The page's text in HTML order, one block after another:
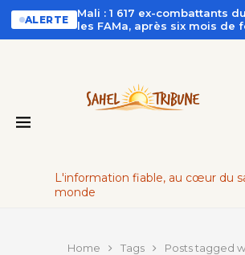
ALERTE
Mali : 1 617 ex-combattants
les FAMa, après six mois de
L'information fiable, au cœur du
monde
Home Tags Posts tagged